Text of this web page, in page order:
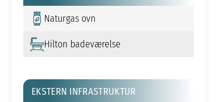
Naturgas ovn
Hilton badeværelse
EKSTERN INFRASTRUKTUR